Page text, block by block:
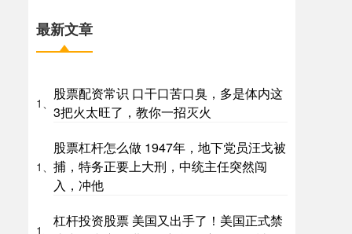
最新文章
1、
股票配资常识 口干口苦口臭，多是体内这
3把火太旺了，教你一招灭火
1、
股票杠杆怎么做 1947年，地下党员汪戈被
捕，特务正要上大刑，中统主任突然闯
入，冲他
1、
杠杆投资股票 美国又出手了！美国正式禁